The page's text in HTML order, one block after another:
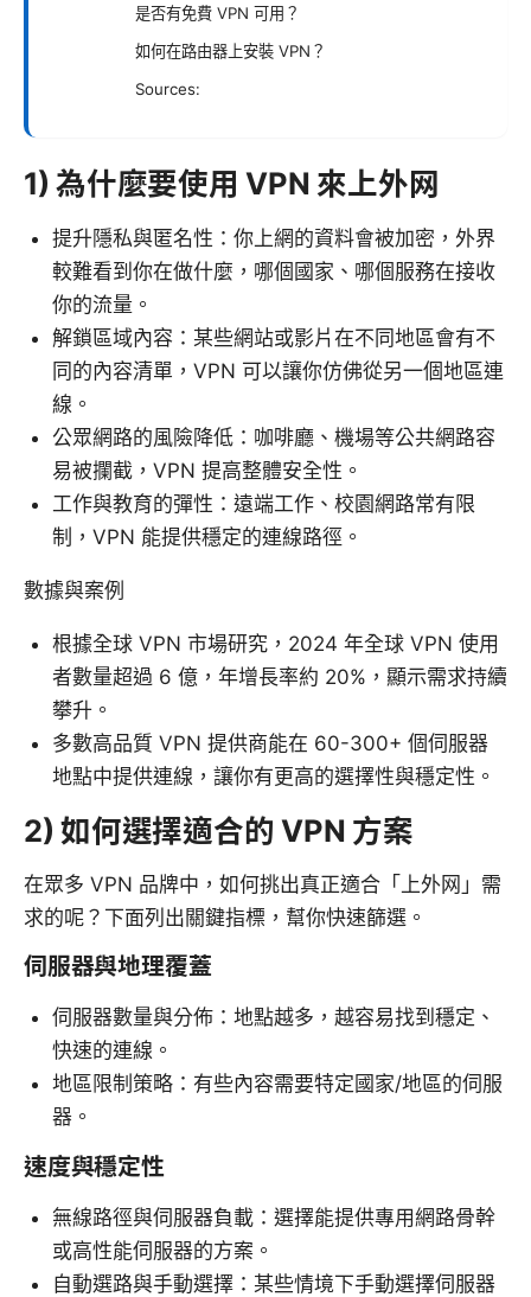
是否有免費 VPN 可用？
如何在路由器上安裝 VPN？
Sources:
1) 為什麼要使用 VPN 來上外网
提升隱私與匿名性：你上網的資料會被加密，外界
較難看到你在做什麼，哪個國家、哪個服務在接收
你的流量。
解鎖區域內容：某些網站或影片在不同地區會有不
同的內容清單，VPN 可以讓你仿佛從另一個地區連
線。
公眾網路的風險降低：咖啡廳、機場等公共網路容
易被攔截，VPN 提高整體安全性。
工作與教育的彈性：遠端工作、校園網路常有限
制，VPN 能提供穩定的連線路徑。
數據與案例
根據全球 VPN 市場研究，2024 年全球 VPN 使用
者數量超過 6 億，年增長率約 20%，顯示需求持續
攀升。
多數高品質 VPN 提供商能在 60-300+ 個伺服器
地點中提供連線，讓你有更高的選擇性與穩定性。
2) 如何選擇適合的 VPN 方案
在眾多 VPN 品牌中，如何挑出真正適合「上外网」需
求的呢？下面列出關鍵指標，幫你快速篩選。
伺服器與地理覆蓋
伺服器數量與分佈：地點越多，越容易找到穩定、
快速的連線。
地區限制策略：有些內容需要特定國家/地區的伺服
器。
速度與穩定性
無線路徑與伺服器負載：選擇能提供專用網路骨幹
或高性能伺服器的方案。
自動選路與手動選擇：某些情境下手動選擇伺服器